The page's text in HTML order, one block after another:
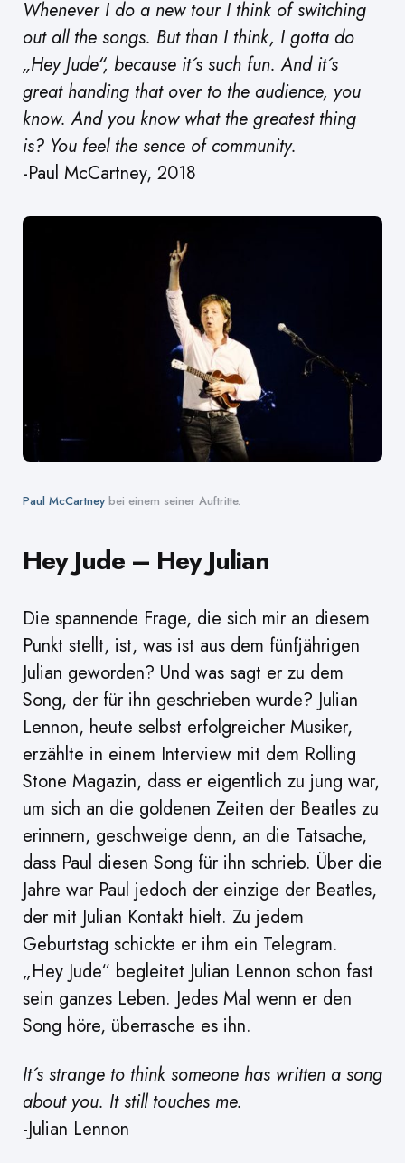
Whenever I do a new tour I think of switching
out all the songs. But than I think, I gotta do
„Hey Jude“, because it´s such fun. And it´s
great handing that over to the audience, you
know. And you know what the greatest thing
is? You feel the sence of community.
-Paul McCartney, 2018
Paul McCartney bei einem seiner Auftritte.
Hey Jude – Hey Julian
Die spannende Frage, die sich mir an diesem
Punkt stellt, ist, was ist aus dem fünfjährigen
Julian geworden? Und was sagt er zu dem
Song, der für ihn geschrieben wurde? Julian
Lennon, heute selbst erfolgreicher Musiker,
erzählte in einem Interview mit dem Rolling
Stone Magazin, dass er eigentlich zu jung war,
um sich an die goldenen Zeiten der Beatles zu
erinnern, geschweige denn, an die Tatsache,
dass Paul diesen Song für ihn schrieb. Über die
Jahre war Paul jedoch der einzige der Beatles,
der mit Julian Kontakt hielt. Zu jedem
Geburtstag schickte er ihm ein Telegram.
„Hey Jude“ begleitet Julian Lennon schon fast
sein ganzes Leben. Jedes Mal wenn er den
Song höre, überrasche es ihn.
It´s strange to think someone has written a song
about you. It still touches me.
-Julian Lennon